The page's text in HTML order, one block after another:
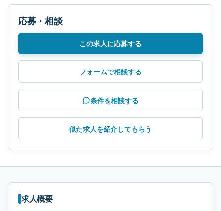
応募・相談
この求人に応募する
フォームで相談する
条件を相談する
似た求人を紹介してもらう
求人概要